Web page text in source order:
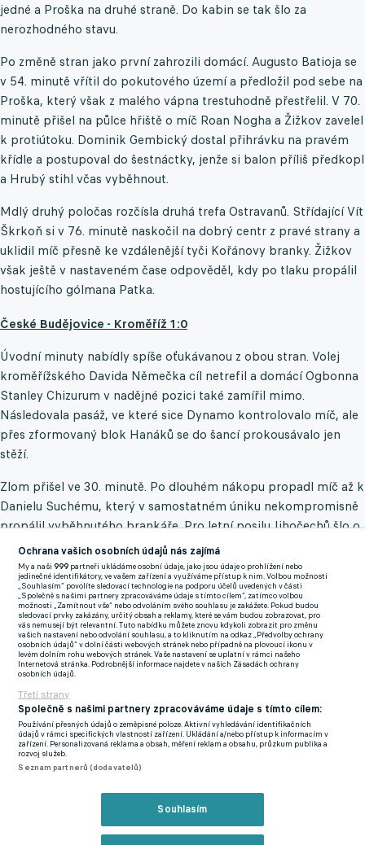
jedné a Proška na druhé straně. Do kabin se tak šlo za
nerozhodného stavu.
Po změně stran jako první zahrozili domácí. Augusto Batioja se
v 54. minutě vřítil do pokutového území a předložil pod sebe na
Proška, který však z malého vápna trestuhodně přestřelil. V 70.
minutě přišel na půlce hřiště o míč Roan Nogha a Žižkov zavelel
k protiútoku. Dominik Gembický dostal přihrávku na pravém
křídle a postupoval do šestnáctky, jenže si balon příliš předkopl
a Hrubý stihl včas vyběhnout.
Mdlý druhý poločas rozčísla druhá trefa Ostravanů. Střídající Vít
Škrkoň si v 76. minutě naskočil na dobrý centr z pravé strany a
uklidil míč přesně ke vzdálenější tyči Kořánovy branky. Žižkov
však ještě v nastaveném čase odpověděl, kdy po tlaku propálil
hostujícího gólmana Patka.
České Budějovice - Kroměříž 1:0
Úvodní minuty nabídly spíše oťukávanou z obou stran. Volej
kroměřížského Davida Němečka cíl netrefil a domácí Ogbonna
Stanley Chizurum v nadějné pozici také zamířil mimo.
Následovala pasáž, ve které sice Dynamo kontrolovalo míč, ale
přes zformovaný blok Hanáků se do šancí prokousávalo jen
stěží.
Zlom přišel ve 30. minutě. Po dlouhém nákopu propadl míč až k
Danielu Suchému, který v samostatném úniku nekompromisně
propálil vyběhnutého brankáře. Pro letní posilu Jihočechů šlo o
premiérový gól v černobílém dresu. Hanáci mohli bleskově
odpovědět v 35. minutě, kdy se do dobré pozice ve vápně
dostal Erik Otrísal, jeho pokus však dokázal domácí brankář
vyrazit. Jihočeši tak odcházeli do kabin s jednobrankovým
vedením.
Také po změně stran se domácí tlačili do zakončení a v 56.
minutě mohli svůj náskok zdvojnásobit. Suchý tentokrát v roli
nahrávače našel zpětnou přihrávkou ve vápně zcela
osamoceného Joshe Adamse. Ten se sice ocitl ve výborné
pozici, ale přízemní střela se mu ideálně nepovedla a skončila
jen v náruči připraveného Tomáše Vajnera.
Lukáše Holíka ani Marka Hlinky se do sítě nevešly, a tak
Ochrana vašich osobních údajů nás zajímá
My a naši999 partneři ukládáme osobní údaje, jako jsou údaje o prohlížení nebo
jedinečné identifikátory, ve vašem zařízení a využíváme přístup k nim. Volbou možnosti
„Souhlasím“ povolíte sledovací technologie na podporu účelů uvedených v části
„Společně s našimi partnery zpracováváme údaje s tímto cílem“, zatímco volbou
možnosti „Zamítnout vše“ nebo odvoláním svého souhlasu je zakážete. Pokud budou
sledovací prvky zakázány, určitý obsah a reklamy, které se vám budou zobrazovat, pro
vás nemusejí být relevantní. Tuto nabídku můžete znovu kdykoli zobrazit pro změnu
vašich nastavení nebo odvolání souhlasu, a to kliknutím na odkaz „Předvolby ochrany
osobních údajů“ v dolní části webových stránek nebo případně na plovoucí ikonu v
levém dolním rohu webových stránek. Vaše nastavení se uplatní v rámci našeho
Internetová stránka. Podrobnější informace najdete v našich Zásadách ochrany
osobních údajů.
Třetí strany
Společně s našimi partnery zpracováváme údaje s tímto cílem:
Používání přesných údajů o zeměpisné poloze. Aktivní vyhledávání identifikačních
údajů v rámci specifických vlastností zařízení. Ukládání a/nebo přístup k informacím v
zařízení. Personalizovaná reklama a obsah, měření reklam a obsahu, průzkum publika a
rozvoj služeb.
Seznam partnerů (dodavatelů)
Souhlasím